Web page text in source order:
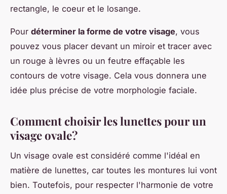
rectangle, le coeur et le losange.
Pour déterminer la forme de votre visage, vous
pouvez vous placer devant un miroir et tracer avec
un rouge à lèvres ou un feutre effaçable les
contours de votre visage. Cela vous donnera une
idée plus précise de votre morphologie faciale.
Comment choisir les lunettes pour un
visage ovale?
Un visage ovale est considéré comme l'idéal en
matière de lunettes, car toutes les montures lui vont
bien. Toutefois, pour respecter l'harmonie de votre